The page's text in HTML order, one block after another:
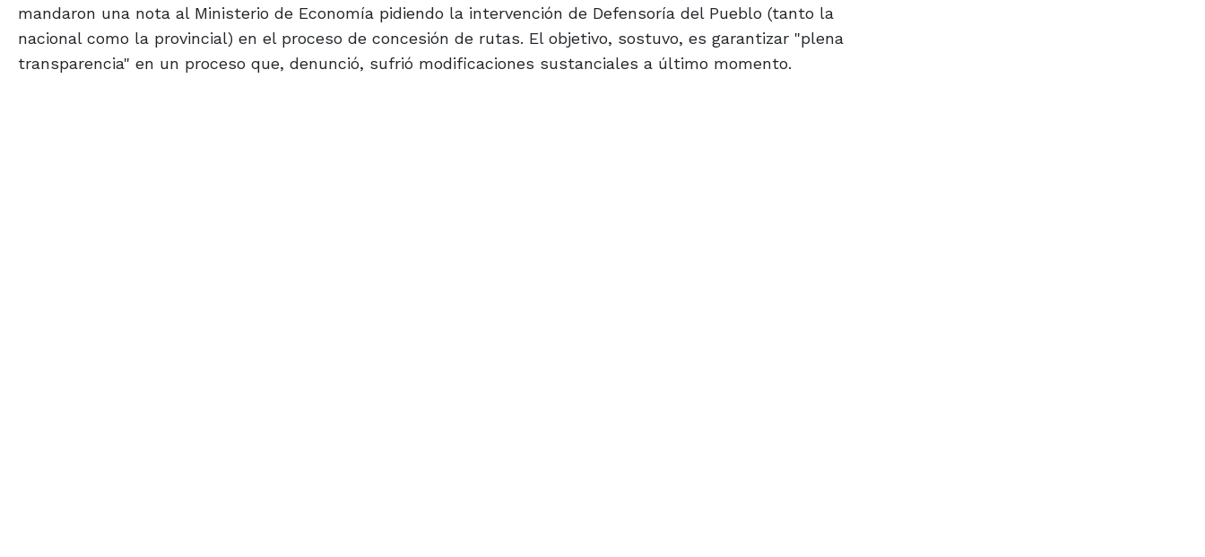
mandaron una nota al Ministerio de Economía pidiendo la intervención de Defensoría del Pueblo (tanto la
nacional como la provincial) en el proceso de concesión de rutas. El objetivo, sostuvo, es garantizar "plena
transparencia" en un proceso que, denunció, sufrió modificaciones sustanciales a último momento.